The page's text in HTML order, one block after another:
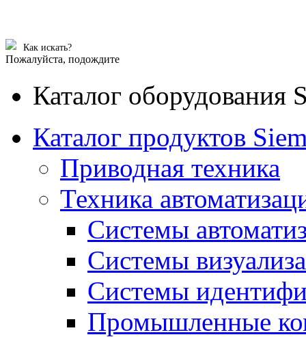
Как искать?
Пожалуйста, подождите
Каталог оборудования
Каталог продуктов
Приводная техника
Техника
Системы
Системы
Системы
Промышленные